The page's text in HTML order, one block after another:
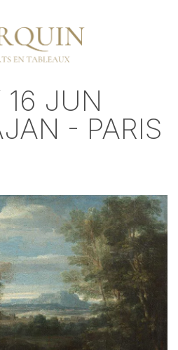
16 JUN
- PARIS